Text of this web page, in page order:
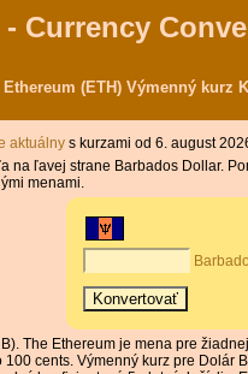
Currency
(ETH) Výmenný kurz
aktuálny s kurzami od 6. august
na ľavej strane Barbados Dollar.
menami.
The Ethereum je mena pre
cents. Výmenný kurz pre